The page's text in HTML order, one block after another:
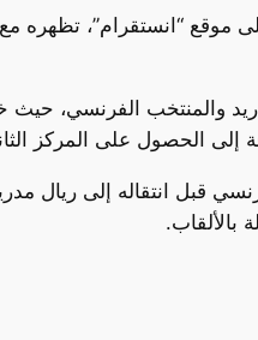
موقع “انستقرام”، تظهره
بالألقاب.